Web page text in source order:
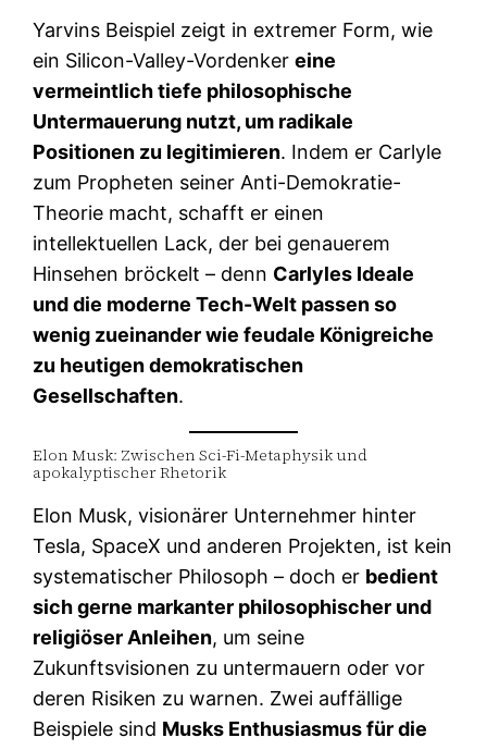
Yarvins Beispiel zeigt in extremer Form, wie
ein Silicon-Valley-Vordenkereine
vermeintlich tiefe philosophische
Untermauerung nutzt, um radikale
Positionen zu legitimieren. Indem er Carlyle
zum Propheten seiner Anti-Demokratie-
Theorie macht, schafft er einen
intellektuellen Lack, der bei genauerem
Hinsehen bröckelt – denn Carlyles Ideale
und die moderne Tech-Welt passen so
wenig zueinander wie feudale Königreiche
zu heutigen demokratischen
Gesellschaften.
Elon Musk: Zwischen Sci-Fi-Metaphysik und
apokalyptischer Rhetorik
Elon Musk, visionärer Unternehmer hinter
Tesla, SpaceX und anderen Projekten, ist kein
systematischer Philosoph – doch er bedient
sich gerne markanter philosophischer und
religiöser Anleihen, um seine
Zukunftsvisionen zu untermauern oder vor
deren Risiken zu warnen. Zwei auffällige
Beispiele sind Musks Enthusiasmus für die